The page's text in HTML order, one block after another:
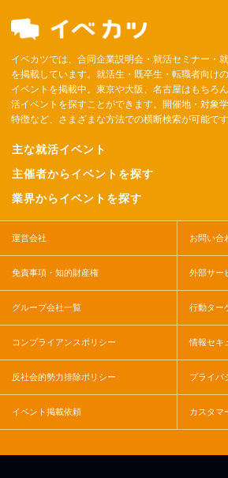
イベカツでは、合同企業説明会・就活セミナー・
を掲載しています。就活生・既卒生・転職者向け
イベントを掲載中。東京や大阪、名古屋はもちろ
活イベントを探すことができます。開催地・対象
特徴など、さまざまな方法での横断検索が可能です
主な就活イベント
主催者からイベントを探す
業界からイベントを探す
運営会社 お問い合
免責事項・知的財産権 外部サー
グループ会社一覧 行動ター
コンプライアンスポリシー 情報セキ
反社会的勢力排除ポリシー プライバ
イベント掲載依頼 カスタマ